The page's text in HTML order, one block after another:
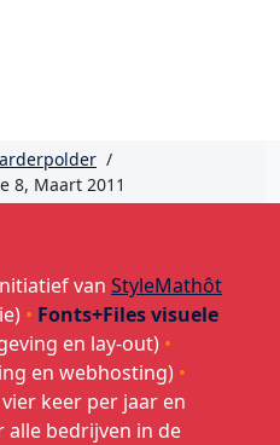
/
8, Maart 2011
van StyleMathôt
• Fonts+Files visuele
en lay-out) •
en webhosting) •
keer per jaar en
bedrijven in de